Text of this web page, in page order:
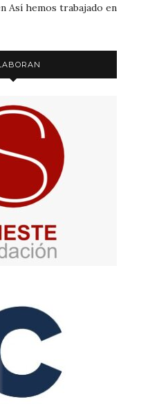
Así hemos trabajado en